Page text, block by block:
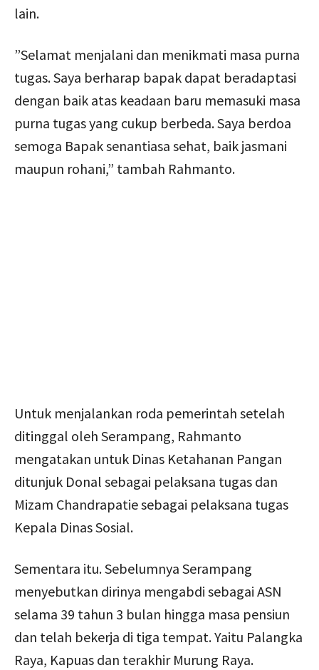
lain.
”Selamat menjalani dan menikmati masa purna
tugas. Saya berharap bapak dapat beradaptasi
dengan baik atas keadaan baru memasuki masa
purna tugas yang cukup berbeda. Saya berdoa
semoga Bapak senantiasa sehat, baik jasmani
maupun rohani,” tambah Rahmanto.
Untuk menjalankan roda pemerintah setelah
ditinggal oleh Serampang, Rahmanto
mengatakan untuk Dinas Ketahanan Pangan
ditunjuk Donal sebagai pelaksana tugas dan
Mizam Chandrapatie sebagai pelaksana tugas
Kepala Dinas Sosial.
Sementara itu. Sebelumnya Serampang
menyebutkan dirinya mengabdi sebagai ASN
selama 39 tahun 3 bulan hingga masa pensiun
dan telah bekerja di tiga tempat. Yaitu Palangka
Raya, Kapuas dan terakhir Murung Raya.